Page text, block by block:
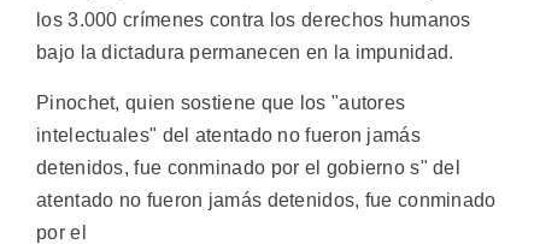
los 3.000 crímenes contra los derechos humanos
bajo la dictadura permanecen en la impunidad.
Pinochet, quien sostiene que los "autores
intelectuales" del atentado no fueron jamás
detenidos, fue conminado por el gobierno s" del
atentado no fueron jamás detenidos, fue conminado
por el